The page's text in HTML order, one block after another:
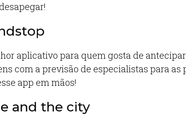
aplicativo para quem gosta de
com a previsão de especialistas para
app em mãos!
and the city